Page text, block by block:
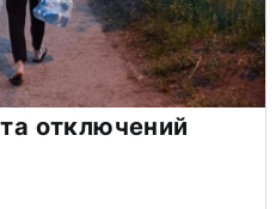
отключений